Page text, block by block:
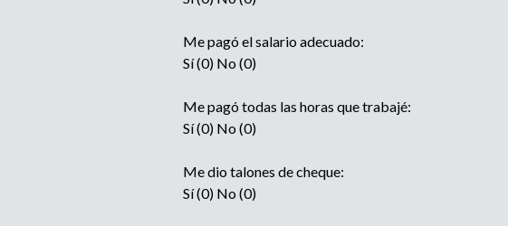
Me pagó el salario adecuado:
Sí (0) No (0)
Me pagó todas las horas que trabajé:
Sí (0) No (0)
Me dio talones de cheque:
Sí (0) No (0)